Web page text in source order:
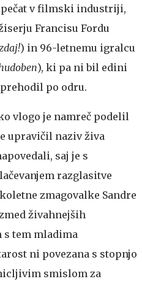
v filmski industriji,
Francisu Fordu
) in 96-letnemu igralcu
), ki pa ni bil edini
po odru.
vlogo je namreč podelil
upravičil naziv živa
saj je s
razglasitve
zmagovalke Sandre
živahnejših
s tem mladima
ni povezana s stopnjo
smislom za